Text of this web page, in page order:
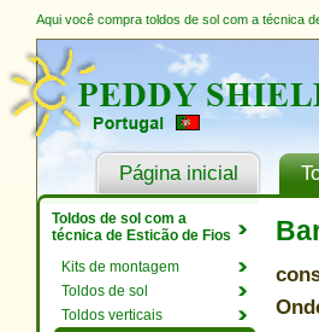
Aqui você compra toldos de sol com a técnica
Página inicial
Toldos de sol com a
técnica de Esticão de Fios
Kits de montagem
Toldos de sol
Toldos verticais